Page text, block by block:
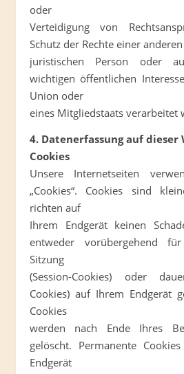
oder
Verteidigung von
Schutz der Rechte einer
juristischen Person oder
wichtigen öffentlichen
Union oder
eines Mitgliedstaats verarbeitet
4. Datenerfassung auf dieser
Cookies
Unsere Internetseiten
„Cookies“. Cookies sind
richten auf
Ihrem Endgerät keinen
entweder vorübergehend
Sitzung
(Session-Cookies) oder
Cookies) auf Ihrem Endgerät
Cookies
werden nach Ende Ihres
gelöscht. Permanente
Endgerät